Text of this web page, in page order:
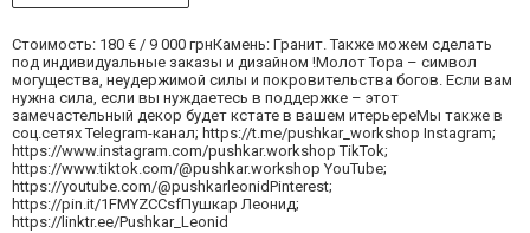
Стоимость: 180 € / 9 000 грнКамень: Гранит. Также можем сделать
под индивидуальные заказы и дизайном !Молот Тора – символ
могущества, неудержимой силы и покровительства богов. Если вам
нужна сила, если вы нуждаетесь в поддержке – этот
замечастельный декор будет кстате в вашем итерьереМы также в
соц.сетях Telegram-канал; https://t.me/pushkar_workshop Instagram;
https://www.instagram.com/pushkar.workshop TikTok;
https://www.tiktok.com/@pushkar.workshop YouTube;
https://youtube.com/@pushkarleonidPinterest;
https://pin.it/1FMYZCCsfПушкар Леонид;
https://linktr.ee/Pushkar_Leonid